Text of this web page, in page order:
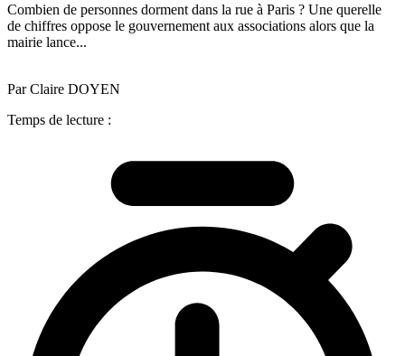
Combien de personnes dorment dans la rue à Paris ? Une querelle
de chiffres oppose le gouvernement aux associations alors que la
mairie lance...
Par Claire DOYEN
Temps de lecture :